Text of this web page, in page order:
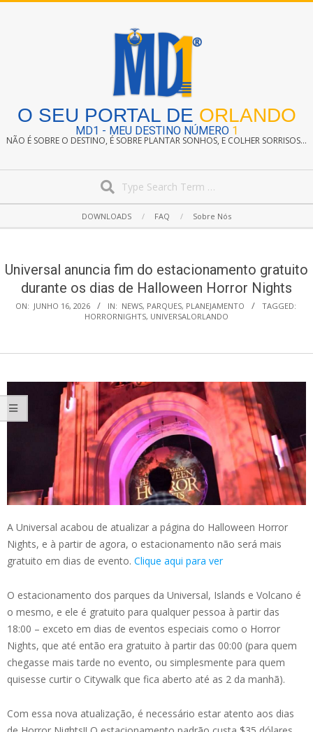
O SEU PORTAL DE ORLANDO
MD1 - MEU DESTINO NÚMERO 1
NÃO É SOBRE O DESTINO, É SOBRE PLANTAR SONHOS, E COLHER SORRISOS...
Navigation
DOWNLOADS FAQ Sobre Nós
Universal anuncia fim do estacionamento gratuito
durante os dias de Halloween Horror Nights
ON: JUNHO 16, 2026 IN: NEWS, PARQUES, PLANEJAMENTO
TAGGED:
HORRORNIGHTS, UNIVERSALORLANDO
A Universal acabou de atualizar a página do Halloween Horror
Nights, e à partir de agora, o estacionamento não será mais
gratuito em dias de evento. Clique aqui para ver
O estacionamento dos parques da Universal, Islands e Volcano é
o mesmo, e ele é gratuito para qualquer pessoa à partir das
18:00 – exceto em dias de eventos especiais como o Horror
Nights, que até então era gratuito à partir das 00:00 (para quem
chegasse mais tarde no evento, ou simplesmente para quem
quisesse curtir o Citywalk que fica aberto até as 2 da manhã).
Com essa nova atualização, é necessário estar atento aos dias